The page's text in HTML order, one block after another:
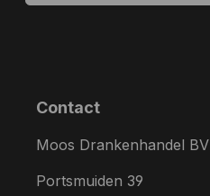
Contact
Moos Drankenhandel BV
Portsmuiden 39